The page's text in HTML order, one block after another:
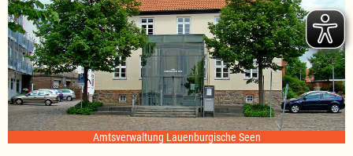
Amtsverwaltung Lauenburgische Seen